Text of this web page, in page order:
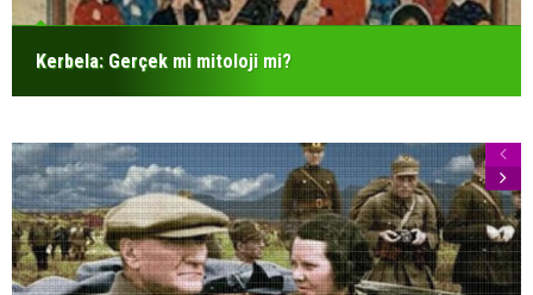
Kerbela: Gerçek mi mitoloji mi?